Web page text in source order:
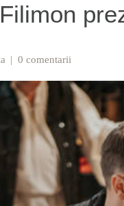
0 comentarii